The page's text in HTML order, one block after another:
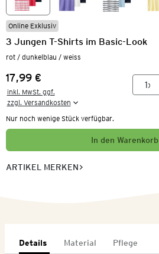
Online Exklusiv
3 Jungen T-Shirts im Basic-Look
rot / dunkelblau / weiss
Preis:
17,99 €
inkl. MwSt. ggf.
zzgl. Versandkosten
Nur noch wenige Stück verfügbar.
In den Warenkorb
ARTIKEL MERKEN
Details Material Pflege